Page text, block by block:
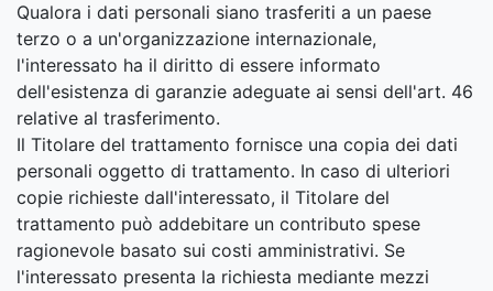
Qualora i dati personali siano trasferiti a un paese
terzo o a un'organizzazione internazionale,
l'interessato ha il diritto di essere informato
dell'esistenza di garanzie adeguate ai sensi dell'art. 46
relative al trasferimento.
Il Titolare del trattamento fornisce una copia dei dati
personali oggetto di trattamento. In caso di ulteriori
copie richieste dall'interessato, il Titolare del
trattamento può addebitare un contributo spese
ragionevole basato sui costi amministrativi. Se
l'interessato presenta la richiesta mediante mezzi